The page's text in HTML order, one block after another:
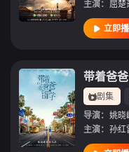
主演： 屈楚
立即
带着爸
剧集
导演： 姚晓
主演： 孙红